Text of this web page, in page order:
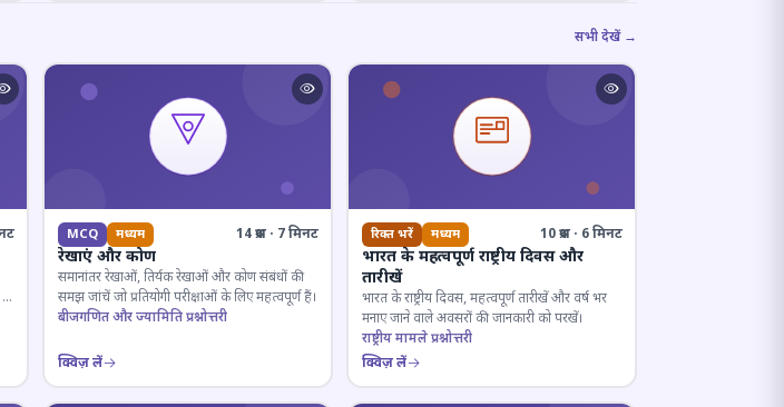
सभी देखें →
के
MCQ मध्यम 14 प्रश्न · 7 मिनट
रेखाएं और कोण
समानांतर रेखाओं, तिर्यक रेखाओं और कोण संबंधों की
समझ जांचें जो प्रतियोगी परीक्षाओं के लिए महत्वपूर्ण हैं।
बीजगणित और ज्यामिति प्रश्नोत्तरी
क्विज़ लें
रिक्त भरें मध्यम 10 प्रश्न · 6 मिनट
भारत के महत्वपूर्ण राष्ट्रीय दिवस और
तारीखें
भारत के राष्ट्रीय दिवस, महत्वपूर्ण तारीखें और वर्ष भर
मनाए जाने वाले अवसरों की जानकारी को परखें।
राष्ट्रीय मामले प्रश्नोत्तरी
क्विज़ लें